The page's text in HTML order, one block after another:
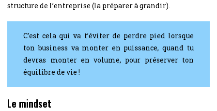
structure de l’entreprise (la préparer à grandir).
C’est cela qui va t’éviter de perdre pied lorsque
ton business va monter en puissance, quand tu
devras monter en volume, pour préserver ton
équilibre de vie !
Le mindset